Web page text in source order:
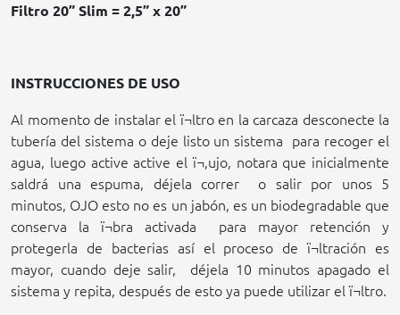
Filtro 20” Slim = 2,5” x 20”
INSTRUCCIONES DE USO
Al momento de instalar el ï¬ltro en la carcaza desconecte la
tubería del sistema o deje listo un sistema para recoger el
agua, luego active active el ï¬‚ujo, notara que inicialmente
saldrá una espuma, déjela correr
o salir por unos 5
minutos, OJO esto no es un jabón, es un biodegradable que
conserva la ï¬bra activada
para mayor retención y
protegerla de bacterias así el proceso de ï¬ltración es
mayor, cuando deje salir,
déjela 10 minutos apagado el
sistema y repita, después de esto ya puede utilizar el ï¬ltro.